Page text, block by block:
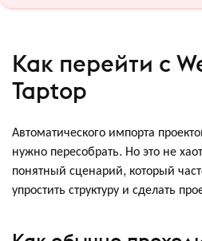
Как перейти с
Taptop
Автоматического импорта
нужно пересобрать. Но это не
понятный сценарий, который
упростить структуру и сделать